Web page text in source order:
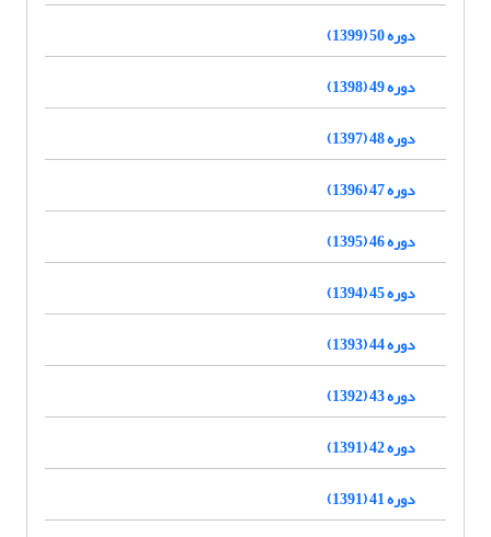
دوره 50 (1399)
دوره 49 (1398)
دوره 48 (1397)
دوره 47 (1396)
دوره 46 (1395)
دوره 45 (1394)
دوره 44 (1393)
دوره 43 (1392)
دوره 42 (1391)
دوره 41 (1391)